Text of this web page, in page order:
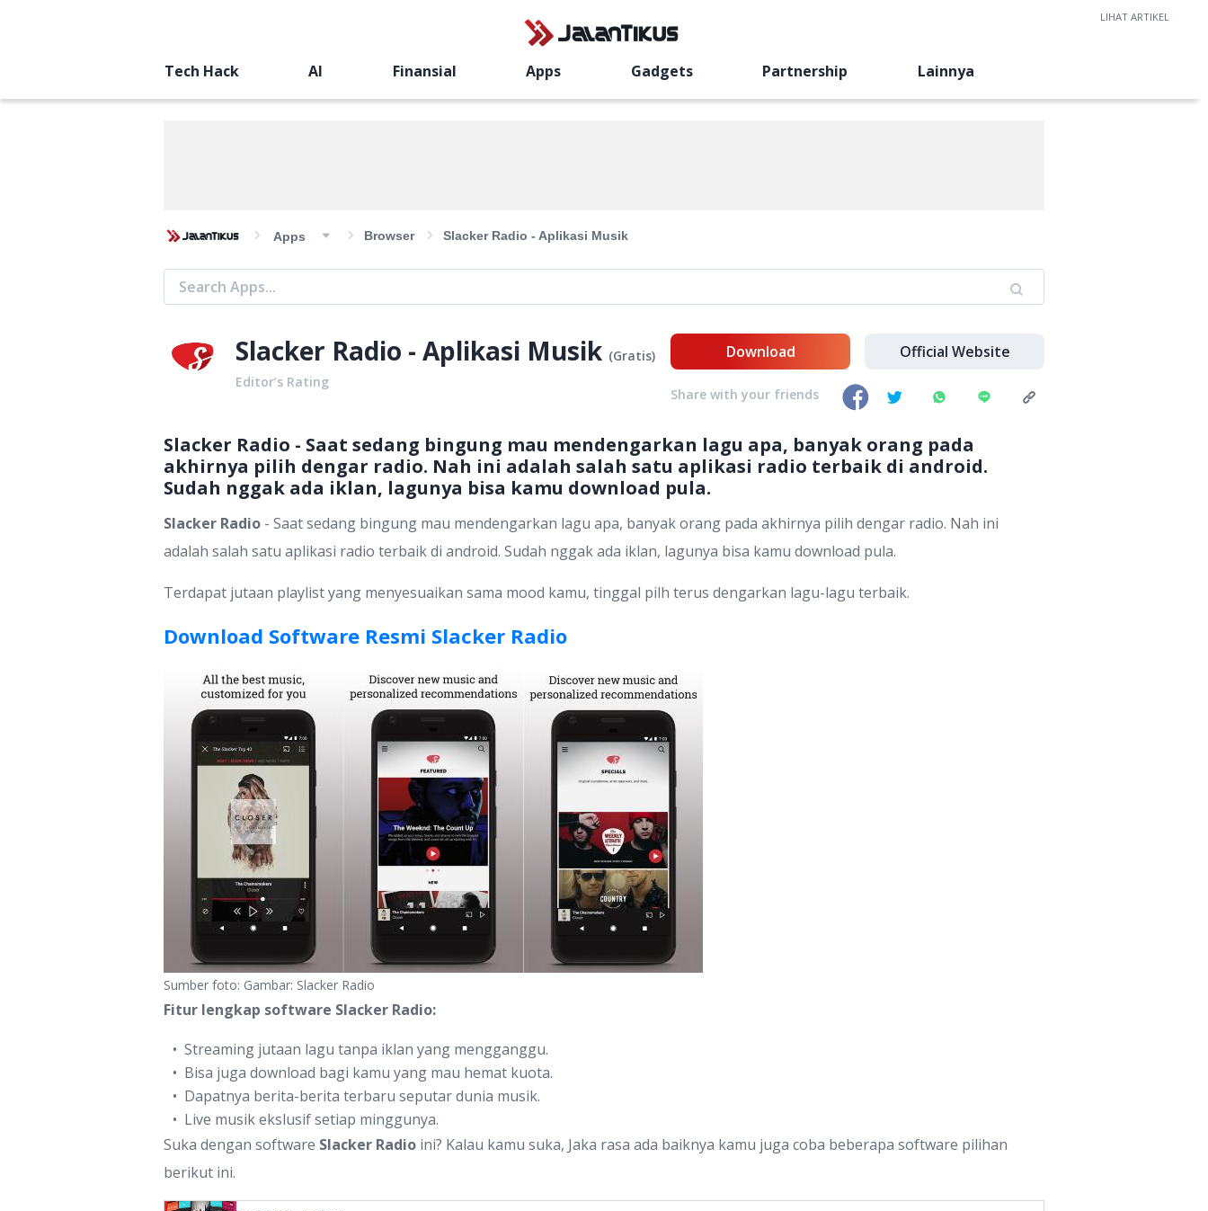
Tech Hack AI Finansial Apps Gadgets Partnership Lainnya
Apps Browser Slacker Radio - Aplikasi Musik
Slacker Radio - Aplikasi Musik (Gratis)
Editor’s Rating
Slacker Radio - Saat sedang bingung mau mendengarkan lagu apa, banyak orang pada
akhirnya pilih dengar radio. Nah ini adalah salah satu aplikasi radio terbaik di android.
Sudah nggak ada iklan, lagunya bisa kamu download pula.
Slacker Radio - Saat sedang bingung mau mendengarkan lagu apa, banyak orang pada akhirnya pilih dengar radio. Nah ini
adalah salah satu aplikasi radio terbaik di android. Sudah nggak ada iklan, lagunya bisa kamu download pula.
Terdapat jutaan playlist yang menyesuaikan sama mood kamu, tinggal pilh terus dengarkan lagu-lagu terbaik.
Download Software Resmi Slacker Radio
Sumber foto: Gambar: Slacker Radio
Fitur lengkap software Slacker Radio:
Streaming jutaan lagu tanpa iklan yang mengganggu.
Bisa juga download bagi kamu yang mau hemat kuota.
Dapatnya berita-berita terbaru seputar dunia musik.
Live musik ekslusif setiap minggunya.
Suka dengan software Slacker Radio ini? Kalau kamu suka, Jaka rasa ada baiknya kamu juga coba beberapa software pilihan
berikut ini.
LIHAT ARTIKEL
Download Official Website
Share with your friends